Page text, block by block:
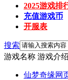
2025游戏排
充值游戏币
开服表
搜索
游戏名称 游戏介
仙梦奇缘网